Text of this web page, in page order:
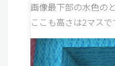
画像最下部の水色の
ここも高さは2マスで